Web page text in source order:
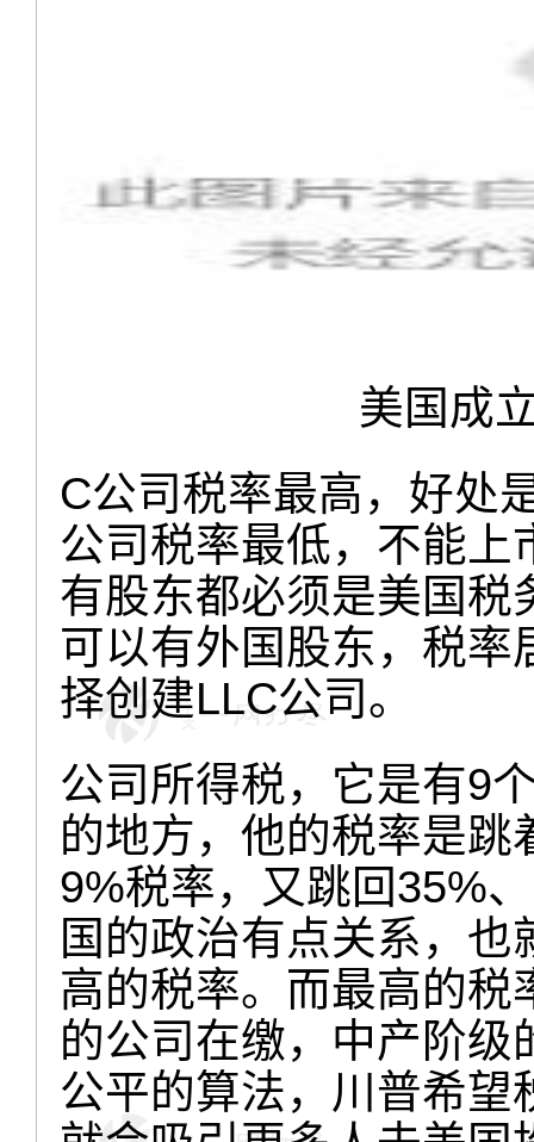
美国成
C公司税率最高，好处
公司税率最低，不能
有股东都必须是美国税
可以有外国股东，税
择创建LLC公司。
公司所得税，它是有9
的地方，他的税率是
9%税率，又跳回35%
国的政治有点关系，
高的税率。而最高的税
的公司在缴，中产阶
公平的算法，川普希